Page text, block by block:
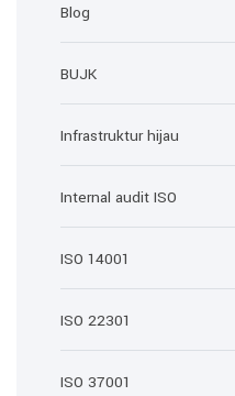
Blog
BUJK
Infrastruktur hijau
Internal audit ISO
ISO 14001
ISO 22301
ISO 37001